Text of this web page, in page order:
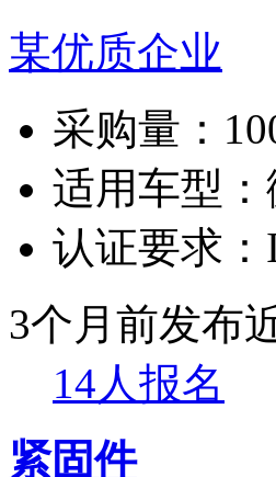
某优质企业
采购量：
适用车型：
认证要求：
3个月前发布
14人报名
紧固件